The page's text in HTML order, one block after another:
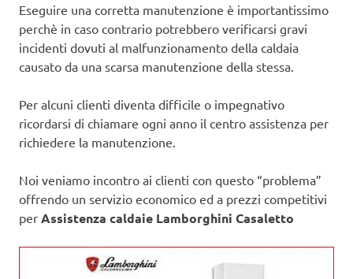
Eseguire una corretta manutenzione è importantissimo
perchè in caso contrario potrebbero verificarsi gravi
incidenti dovuti al malfunzionamento della caldaia
causato da una scarsa manutenzione della stessa.
Per alcuni clienti diventa difficile o impegnativo
ricordarsi di chiamare ogni anno il centro assistenza per
richiedere la manutenzione.
Noi veniamo incontro ai clienti con questo “problema”
offrendo un servizio economico ed a prezzi competitivi
per Assistenza caldaie Lamborghini Casaletto